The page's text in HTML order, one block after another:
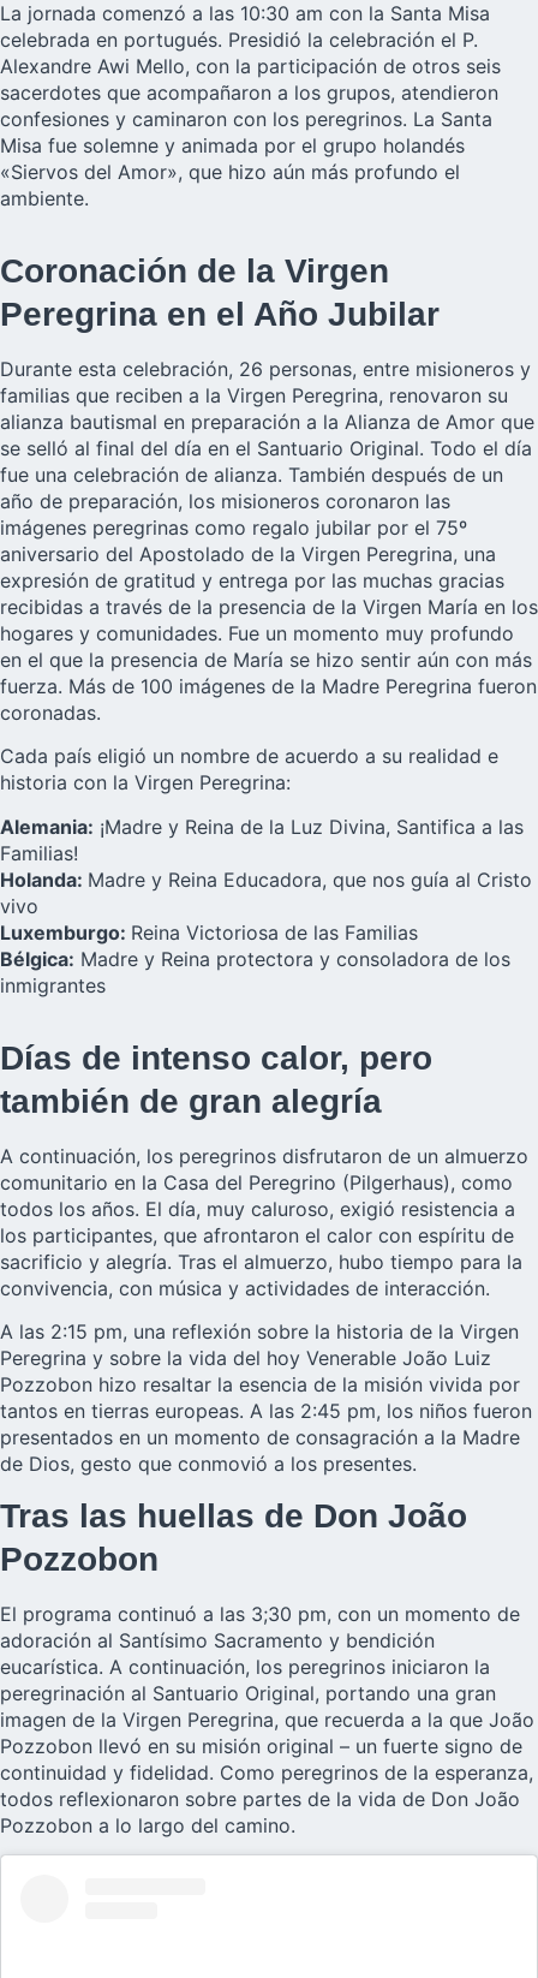
La jornada comenzó a las 10:30 am con la Santa Misa
celebrada en portugués. Presidió la celebración el P.
Alexandre Awi Mello, con la participación de otros seis
sacerdotes que acompañaron a los grupos, atendieron
confesiones y caminaron con los peregrinos. La Santa
Misa fue solemne y animada por el grupo holandés
«Siervos del Amor», que hizo aún más profundo el
ambiente.
Coronación de la Virgen
Peregrina en el Año Jubilar
Durante esta celebración, 26 personas, entre misioneros y
familias que reciben a la Virgen Peregrina, renovaron su
alianza bautismal en preparación a la Alianza de Amor que
se selló al final del día en el Santuario Original. Todo el día
fue una celebración de alianza. También después de un
año de preparación, los misioneros coronaron las
imágenes peregrinas como regalo jubilar por el 75º
aniversario del Apostolado de la Virgen Peregrina, una
expresión de gratitud y entrega por las muchas gracias
recibidas a través de la presencia de la Virgen María en los
hogares y comunidades. Fue un momento muy profundo
en el que la presencia de María se hizo sentir aún con más
fuerza. Más de 100 imágenes de la Madre Peregrina fueron
coronadas.
Cada país eligió un nombre de acuerdo a su realidad e
historia con la Virgen Peregrina:
Alemania: ¡Madre y Reina de la Luz Divina, Santifica a las
Familias!
Holanda: Madre y Reina Educadora, que nos guía al Cristo
vivo
Luxemburgo: Reina Victoriosa de las Familias
Bélgica: Madre y Reina protectora y consoladora de los
inmigrantes
Días de intenso calor, pero
también de gran alegría
A continuación, los peregrinos disfrutaron de un almuerzo
comunitario en la Casa del Peregrino (Pilgerhaus), como
todos los años. El día, muy caluroso, exigió resistencia a
los participantes, que afrontaron el calor con espíritu de
sacrificio y alegría. Tras el almuerzo, hubo tiempo para la
convivencia, con música y actividades de interacción.
A las 2:15 pm, una reflexión sobre la historia de la Virgen
Peregrina y sobre la vida del hoy Venerable João Luiz
Pozzobon hizo resaltar la esencia de la misión vivida por
tantos en tierras europeas. A las 2:45 pm, los niños fueron
presentados en un momento de consagración a la Madre
de Dios, gesto que conmovió a los presentes.
Tras las huellas de Don João
Pozzobon
El programa continuó a las 3;30 pm, con un momento de
adoración al Santísimo Sacramento y bendición
eucarística. A continuación, los peregrinos iniciaron la
peregrinación al Santuario Original, portando una gran
imagen de la Virgen Peregrina, que recuerda a la que João
Pozzobon llevó en su misión original – un fuerte signo de
continuidad y fidelidad. Como peregrinos de la esperanza,
todos reflexionaron sobre partes de la vida de Don João
Pozzobon a lo largo del camino.